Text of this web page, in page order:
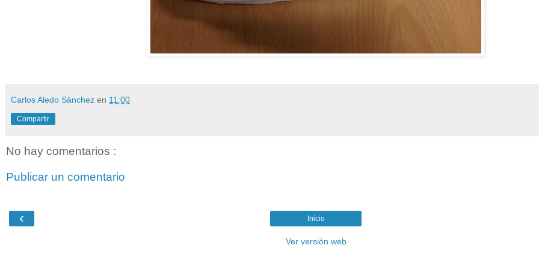
Carlos Aledo Sánchez en 11:00
Compartir
No hay comentarios :
Publicar un comentario
‹ Inicio
Ver versión web